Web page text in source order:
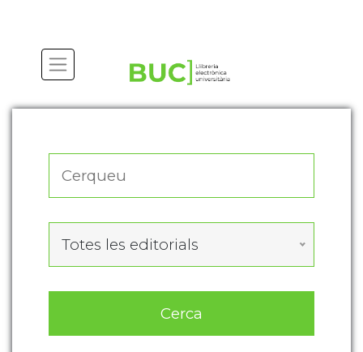
Totes les editorials
Cerca